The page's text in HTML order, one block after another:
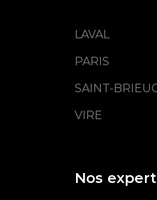
LAVAL
PARIS
SAINT-
VIRE
Nos